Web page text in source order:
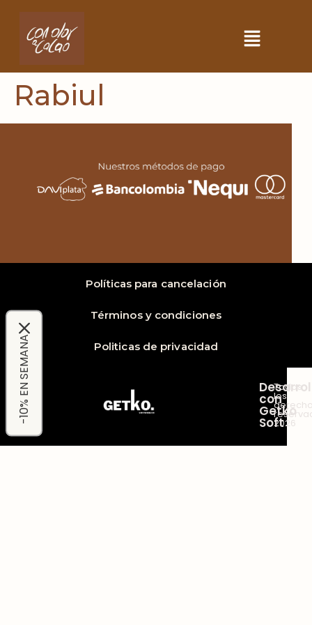
Rabiul
Políticas para cancelación
Términos y condiciones
Politicas de privacidad
con
Getko
Soft
Todos
los
2026
-10% EN SEMANA